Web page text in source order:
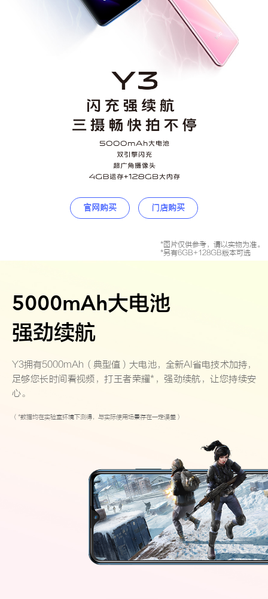
X300 Ultra
对比X机型
S30 Pro mini
全部S机型 对比S机型
Y600 Turbo Y600 Pro
Y500 Pro
Y50m 5G
全部Y机型 对比Y机型
iQOO 15T
iQOO Z11 iQOO Z11x
iQOO 15 Ultra iQOO Z11 Turbo
iQOO Neo11 iQOO 15
全部iQOO机型 对比iQOO机型
vivo TWS 5e
vivo WATCH GT 2 vivo Vision
官网购买 门店购买
*图片仅供参考，请以实物为准。
*另有6GB+128GB版本可选
5000mAh大电池
强劲续航
Y3拥有5000mAh（典型值）大电池，全新AI省电技术加持，
足够您长时间看视频，打王者荣耀*，强劲续航，让您持续安
心。
（*数据均在实验室环境下测得，与实际使用场景存在一定误差）